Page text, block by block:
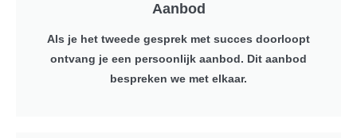
Aanbod
Als je het tweede gesprek met succes doorloopt
ontvang je een persoonlijk aanbod. Dit aanbod
bespreken we met elkaar.